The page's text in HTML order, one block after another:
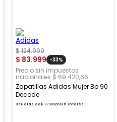
$124.999
$ 83.999 -33%
Precio sin impuestos
nacionales $ 69.420,66
Zapatillas Adidas Mujer Bp 90
Decode
3 cuotas de$ 27.999,66sin interés